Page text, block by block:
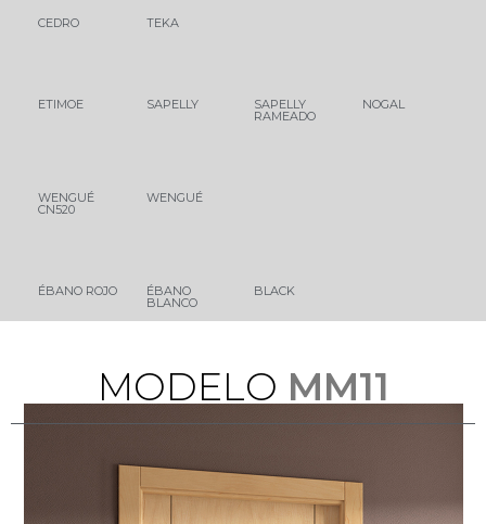
CEDRO TEKA
ETIMOE SAPELLY SAPELLY
RAMEADO
NOGAL
WENGUÉ
CN520
WENGUÉ
ÉBANO ROJO ÉBANO
BLANCO
BLACK
MODELO MM11